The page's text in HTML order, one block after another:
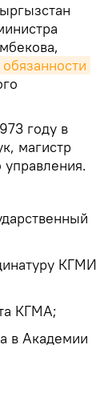
году в
магистр
управления.
КГМИ
КГМА;
в Академии